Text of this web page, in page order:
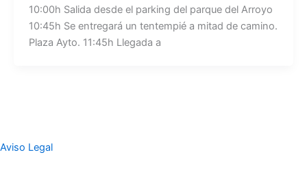
10:00h Salida desde el parking del parque del Arroyo
10:45h Se entregará un tentempié a mitad de camino.
Plaza Ayto. 11:45h Llegada a
Aviso Legal